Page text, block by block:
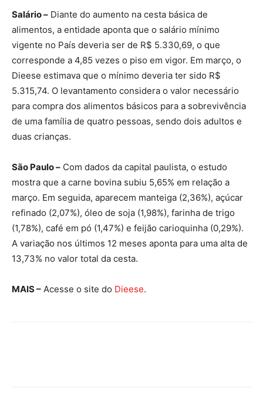
Salário – Diante do aumento na cesta básica de
alimentos, a entidade aponta que o salário mínimo
vigente no País deveria ser de R$ 5.330,69, o que
corresponde a 4,85 vezes o piso em vigor. Em março, o
Dieese estimava que o mínimo deveria ter sido R$
5.315,74. O levantamento considera o valor necessário
para compra dos alimentos básicos para a sobrevivência
de uma família de quatro pessoas, sendo dois adultos e
duas crianças.
São Paulo – Com dados da capital paulista, o estudo
mostra que a carne bovina subiu 5,65% em relação a
março. Em seguida, aparecem manteiga (2,36%), açúcar
refinado (2,07%), óleo de soja (1,98%), farinha de trigo
(1,78%), café em pó (1,47%) e feijão carioquinha (0,29%).
A variação nos últimos 12 meses aponta para uma alta de
13,73% no valor total da cesta.
MAIS – Acesse o site do Dieese.